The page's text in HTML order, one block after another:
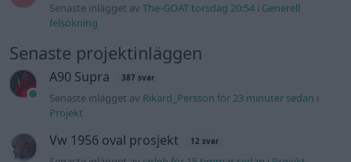
Senaste inlägget avThe-GOAT torsdag 20:54 i Generell
felsökning
Senaste projektinläggen
A90 Supra 387 svar
Senaste inlägget av Rikard_Persson för 23 minuter sedan i
Projekt
Vw 1956 oval prosjekt 12 svar